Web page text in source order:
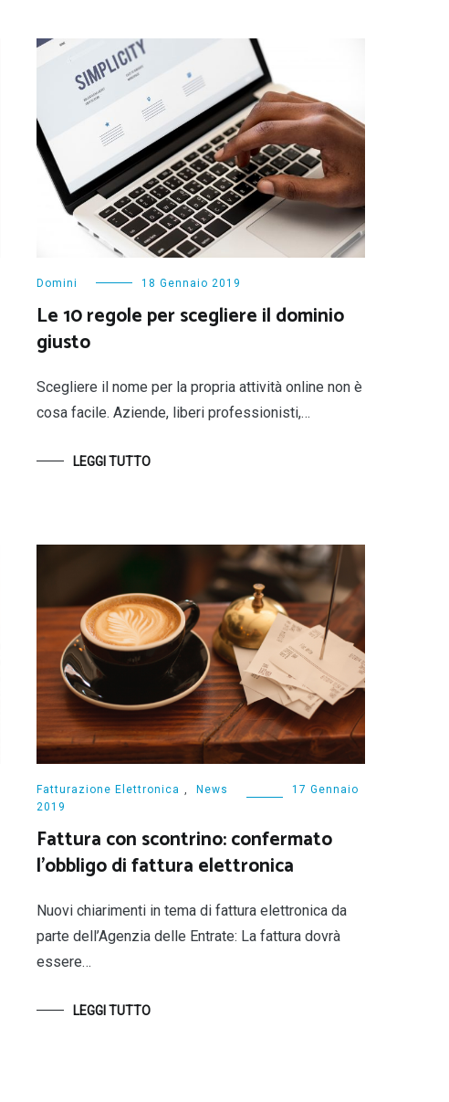
Domini 18 Gennaio 2019
Le 10 regole per scegliere il dominio
giusto
Scegliere il nome per la propria attività online non è
cosa facile. Aziende, liberi professionisti,…
LEGGI TUTTO
Fatturazione Elettronica , News
17 Gennaio
2019
Fattura con scontrino: confermato
l’obbligo di fattura elettronica
Nuovi chiarimenti in tema di fattura elettronica da
parte dell’Agenzia delle Entrate: La fattura dovrà
essere…
LEGGI TUTTO